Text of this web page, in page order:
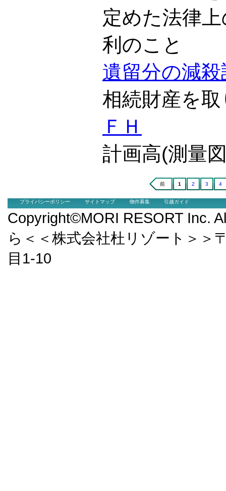
定めた法律
利のこと
遺留分の減
相続財産を
ＦＨ
計画高(測量
前 1 2 3 4
プライバシーポリシー サイトマップ 物件募集 引越ガイド
Copyright©MORI RESORT Inc.
ら＜＜株式会社杜リゾート＞＞
目1-10